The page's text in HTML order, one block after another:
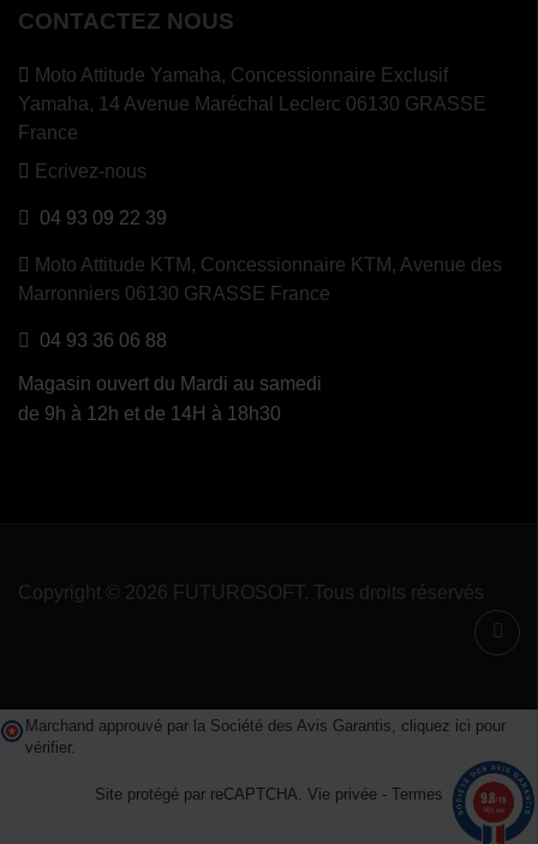
CONTACTEZ NOUS
Moto Attitude Yamaha, Concessionnaire Exclusif
Yamaha, 14 Avenue Maréchal Leclerc 06130 GRASSE
France
Ecrivez-nous
04 93 09 22 39
Moto Attitude KTM, Concessionnaire KTM, Avenue des
Marronniers 06130 GRASSE France
04 93 36 06 88
Magasin ouvert du Mardi au samedi
de 9h à 12h et de 14H à 18h30
Copyright © 2026 FUTUROSOFT. Tous droits réservés
Marchand approuvé par la Société des Avis Garantis, cliquez ici pour
vérifier.
Site protégé par reCAPTCHA. Vie privée - Termes 9.8/10
1491 avis